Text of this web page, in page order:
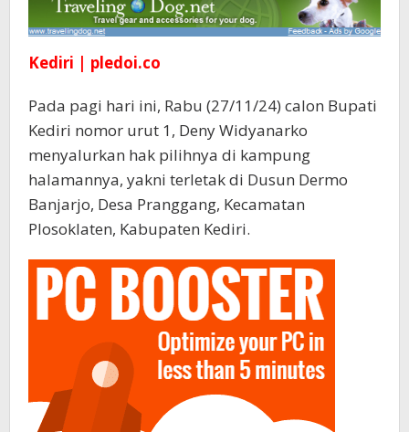
Kediri | pledoi.co
Pada pagi hari ini, Rabu (27/11/24) calon Bupati
Kediri nomor urut 1, Deny Widyanarko
menyalurkan hak pilihnya di kampung
halamannya, yakni terletak di Dusun Dermo
Banjarjo, Desa Pranggang, Kecamatan
Plosoklaten, Kabupaten Kediri.